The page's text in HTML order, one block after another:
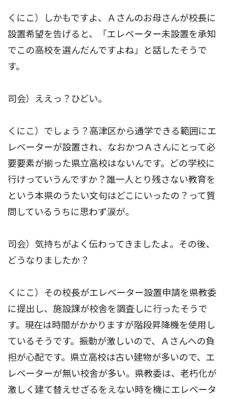
くにこ）しかもですよ、Ａさんのお母さんが校長に
設置希望を告げると、「エレベーター未設置を承知
でこの高校を選んだんですよね」と話したそうで
す。
司会）ええっ？ひどい。
くにこ）でしょう？高津区から通学できる範囲にエ
レベーターが設置され、なおかつＡさんにとって必
要要素が揃った県立高校はないんです。どの学校に
行けっていうんですか？誰一人とり残さない教育を
という本県のうたい文句はどこにいったの？って質
問しているうちに思わず涙が。
司会）気持ちがよく伝わってきましたよ。その後、
どうなりましたか？
くにこ）その校長がエレベーター設置申請を県教委
に提出し、施設課が校舎を調査しに行ったそうで
す。現在は時間がかかりますが階段昇降機を使用し
ているそうです。振動が激しいので、Ａさんへの負
担が心配です。県立高校は古い建物が多いので、エ
レベーターが無い校舎が多い。県教委は、老朽化が
激しく建て替えせざるをえない時を機にエレベータ